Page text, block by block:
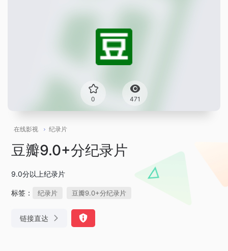
0 471
在线影视 纪录片
豆瓣9.0+分纪录片
9.0分以上纪录片
标签： 纪录片 豆瓣9.0+分纪录片
链接直达